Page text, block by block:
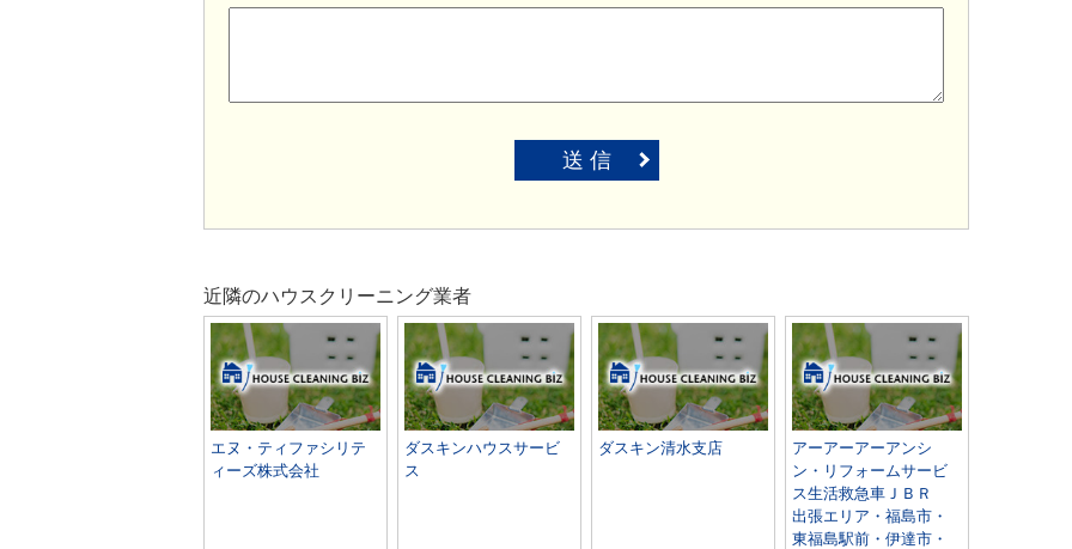
送 信
近隣のハウスクリーニング業者
エヌ・ティファシリテ
ィーズ株式会社
ダスキンハウスサービ
ス
ダスキン清水支店
アーアーアーアンシ
ン・リフォームサービ
ス生活救急車ＪＢＲ
出張エリア・福島市・
東福島駅前・伊達市・